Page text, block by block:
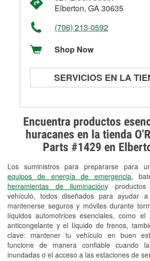
Encuentra productos
huracanes en la tienda
Parts #1429 en
Los suministros para prepararse para
equipos de energía de emergencia,
herramientas de iluminacióny
vehículo, todos diseñados para ayudar
mantenerse seguros y móviles durante
líquidos automotrices esenciales, como
anticongelante y el líquido de frenos,
clave: mantener tu vehículo en buen
funcione de manera confiable cuando
inundadas o el acceso a las estaciones de
Elberton, GA 30635
(706) 213-0592
Shop Now
SERVICIOS EN LA
Prueba de alternadores y
arrancadores
Revisión de la luz "Check
Reciclaje de baterías y
Instalación de bombillas de
Instalación de
Programa de Préstamo de
Herramientas
Rectificación de tambores y